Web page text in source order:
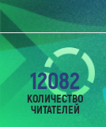
12082
КОЛИЧЕСТВО
ЧИТАТЕЛЕЙ